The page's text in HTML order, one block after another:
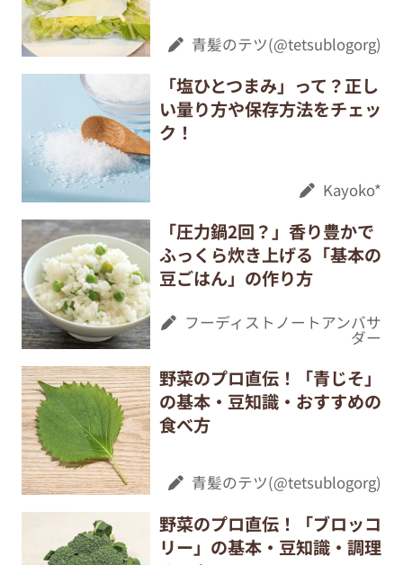
青髪のテツ(@tetsublogorg)
「塩ひとつまみ」って？正し
い量り方や保存方法をチェッ
ク！
Kayoko*
「圧力鍋2回？」香り豊かで
ふっくら炊き上げる「基本の
豆ごはん」の作り方
フーディストノートアンバサ
ダー
野菜のプロ直伝！「青じそ」
の基本・豆知識・おすすめの
食べ方
青髪のテツ(@tetsublogorg)
野菜のプロ直伝！「ブロッコ
リー」の基本・豆知識・調理